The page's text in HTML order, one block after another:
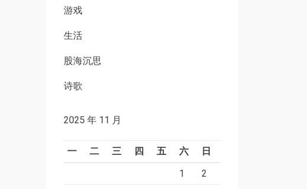
游戏
生活
股海沉思
诗歌
2025 年 11 月
一 二 三 四 五 六
日
1
2